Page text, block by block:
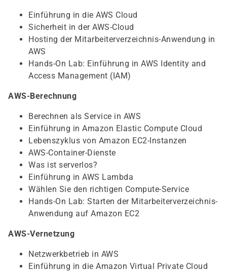
Einführung in die AWS Cloud
Sicherheit in der AWS-Cloud
Hosting der Mitarbeiterverzeichnis-Anwendung in
AWS
Hands-On Lab: Einführung in AWS Identity and
Access Management (IAM)
AWS-Berechnung
Berechnen als Service in AWS
Einführung in Amazon Elastic Compute Cloud
Lebenszyklus von Amazon EC2-Instanzen
AWS-Container-Dienste
Was ist serverlos?
Einführung in AWS Lambda
Wählen Sie den richtigen Compute-Service
Hands-On Lab: Starten der Mitarbeiterverzeichnis-
Anwendung auf Amazon EC2
AWS-Vernetzung
Netzwerkbetrieb in AWS
Einführung in die Amazon Virtual Private Cloud